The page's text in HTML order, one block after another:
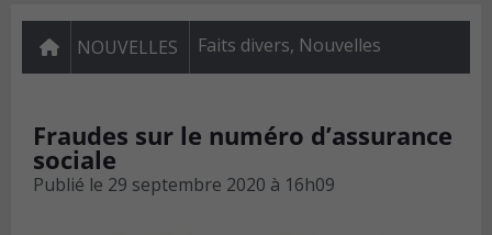
NOUVELLES Faits divers, Nouvelles
Fraudes sur le numéro d’assurance
sociale
Publié le 29 septembre 2020 à 16h09